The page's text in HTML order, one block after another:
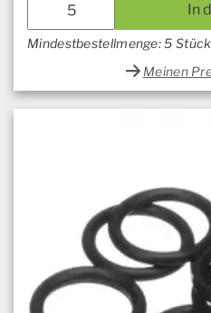
In
Mindestbestellmenge: 5 Stück
Meinen